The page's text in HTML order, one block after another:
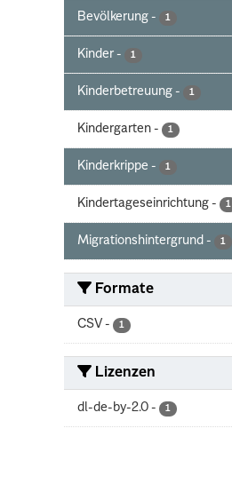
Bevölkerung - 1
Kinder - 1
Kinderbetreuung - 1
Kindergarten - 1
Kinderkrippe - 1
Kindertageseinrichtung - 1
Migrationshintergrund - 1
Formate
CSV - 1
Lizenzen
dl-de-by-2.0 - 1